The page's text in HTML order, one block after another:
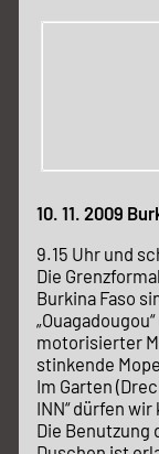
10. 11. 2009
9.15 Uhr und
Die
Burkina Faso
motorisierter
stinkende
Im Garten
INN“ dürfen
Die Benutzung